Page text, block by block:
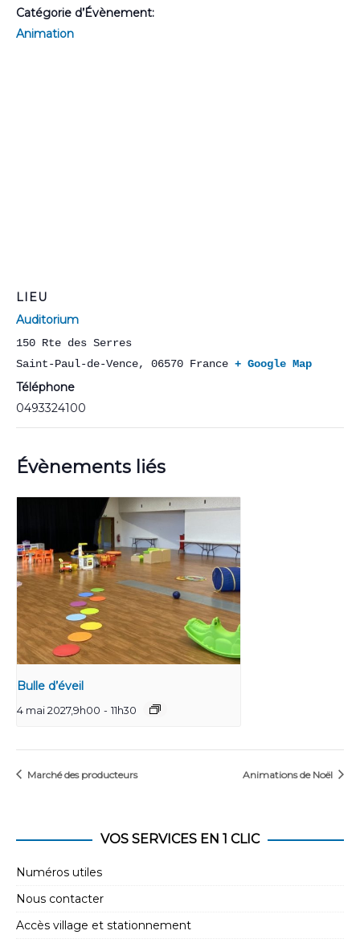
Catégorie d’Évènement:
Animation
LIEU
Auditorium
150 Rte des Serres
Saint-Paul-de-Vence, 06570 France + Google Map
Téléphone
0493324100
Évènements liés
Bulle d’éveil
4 mai 2027,9h00 - 11h30
Marché des producteurs Animations de Noël
VOS SERVICES EN 1 CLIC
Numéros utiles
Nous contacter
Accès village et stationnement